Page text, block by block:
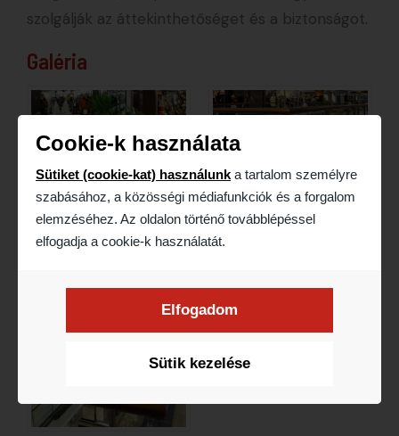
szolgálják az áttekinthetőséget és a biztonságot.
Galéria
Cookie-k használata
Sütiket (cookie-kat) használunk a tartalom személyre
szabásához, a közösségi médiafunkciók és a forgalom
elemzéséhez. Az oldalon történő továbblépéssel
elfogadja a cookie-k használatát.
Sütik kezelése
Elfogadom